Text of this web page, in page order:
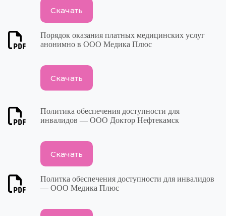
Скачать
Порядок оказания платных медицинских услуг
анонимно в ООО Медика Плюс
Скачать
Политика обеспечения доступности для
инвалидов — ООО Доктор Нефтекамск
Скачать
Политка обеспечения доступности для инвалидов
— ООО Медика Плюс